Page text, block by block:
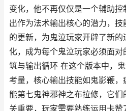
变化，他不再仅仅是一个辅助
出作为法术输出核心的潜力，
的更新，为鬼泣玩家开辟了新
化，成为每个鬼泣玩家必须面
筑与输出循环 在这个版本中，
考量，核心输出技能如鬼影鞭
能第七鬼神邪神之布拉修，它
关重要，玩家需要熟练运用卡